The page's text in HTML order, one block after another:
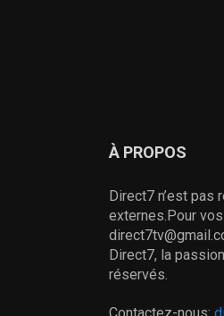
À PROPOS
Direct7 n’est
externes.Pour
Direct7, la
réservés.